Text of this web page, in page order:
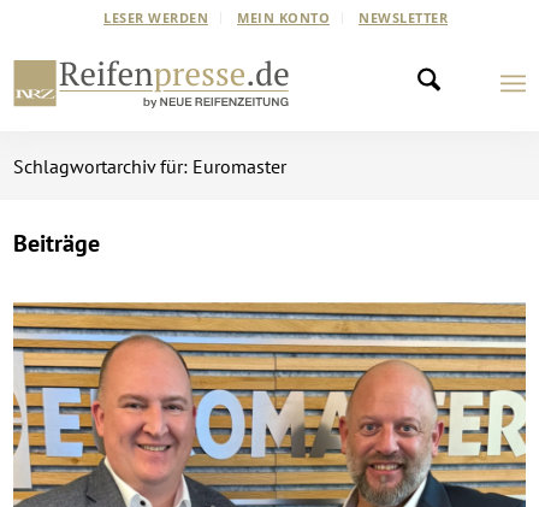
LESER WERDEN MEIN KONTO NEWSLETTER
Schlagwortarchiv für: Euromaster
Beiträge